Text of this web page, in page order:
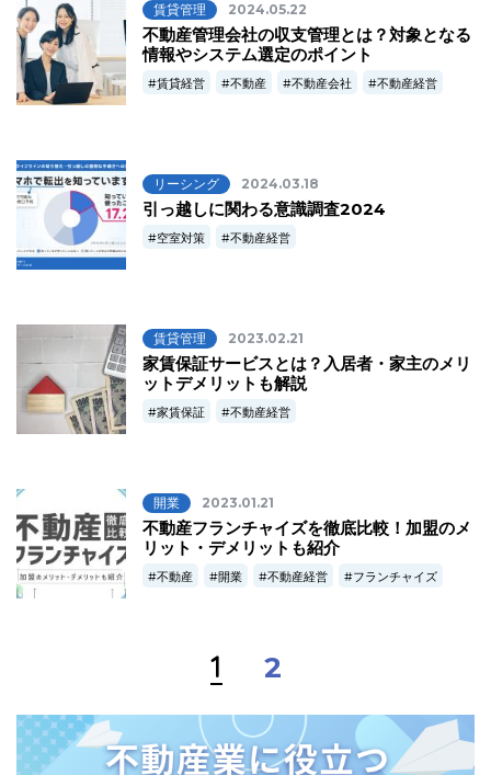
賃貸管理 2024.05.22
不動産管理会社の収支管理とは？対象となる
情報やシステム選定のポイント
賃貸経営 不動産 不動産会社 不動産経営
リーシング 2024.03.18
引っ越しに関わる意識調査2024
空室対策 不動産経営
賃貸管理 2023.02.21
家賃保証サービスとは？入居者・家主のメリ
ットデメリットも解説
家賃保証 不動産経営
開業 2023.01.21
不動産フランチャイズを徹底比較！加盟のメ
リット・デメリットも紹介
不動産 開業 不動産経営 フランチャイズ
1 2